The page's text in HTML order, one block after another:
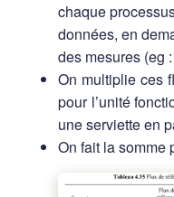
chaque
données, en
des mesures (eg
On multiplie ces
pour l’unité
une serviette en
On fait la somme